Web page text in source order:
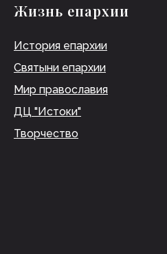
Жизнь епархии
История епархии
Святыни епархии
Мир православия
ДЦ "Истоки"
Творчество